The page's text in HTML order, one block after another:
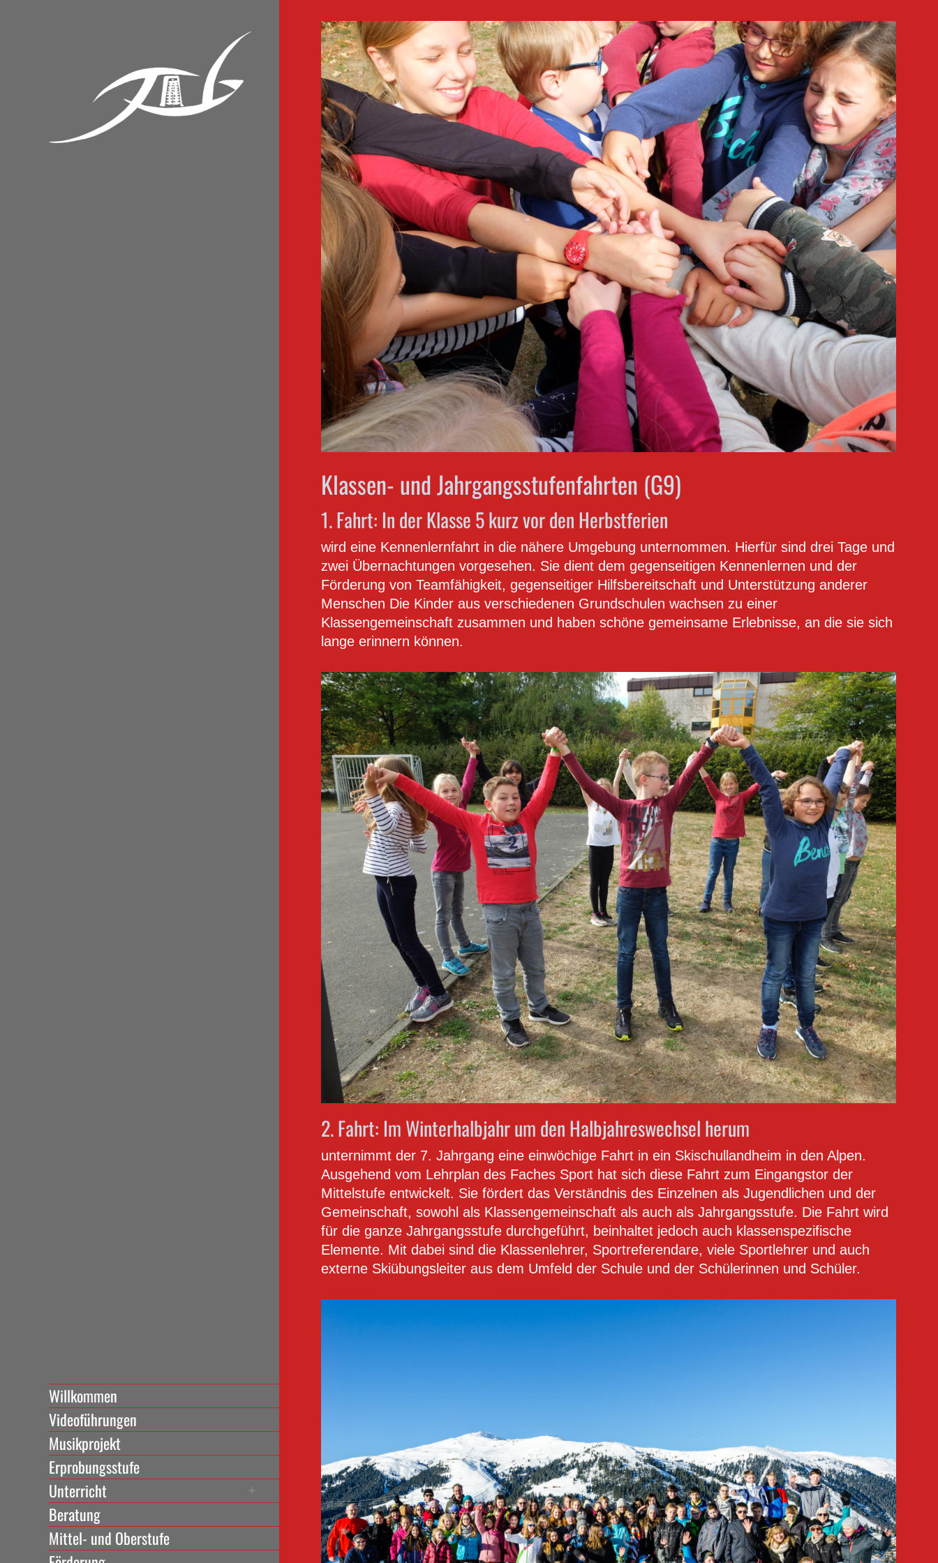
Willkommen
Videoführungen
Musikprojekt
Erprobungsstufe
Unterricht
Beratung
Mittel- und Oberstufe
Klassen- und Jahrgangsstufenfahrten (G9)
1. Fahrt: In der Klasse 5 kurz vor den Herbstferien
wird eine Kennenlernfahrt in die nähere Umgebung unternommen. Hierfür sind drei Tage und
zwei Übernachtungen vorgesehen. Sie dient dem gegenseitigen Kennenlernen und der
Förderung von Teamfähigkeit, gegenseitiger Hilfsbereitschaft und Unterstützung anderer
Menschen Die Kinder aus verschiedenen Grundschulen wachsen zu einer
Klassengemeinschaft zusammen und haben schöne gemeinsame Erlebnisse, an die sie sich
lange erinnern können.
2. Fahrt: Im Winterhalbjahr um den Halbjahreswechsel herum
unternimmt der 7. Jahrgang eine einwöchige Fahrt in ein Skischullandheim in den Alpen.
Ausgehend vom Lehrplan des Faches Sport hat sich diese Fahrt zum Eingangstor der
Mittelstufe entwickelt. Sie fördert das Verständnis des Einzelnen als Jugendlichen und der
Gemeinschaft, sowohl als Klassengemeinschaft als auch als Jahrgangsstufe. Die Fahrt wird
für die ganze Jahrgangsstufe durchgeführt, beinhaltet jedoch auch klassenspezifische
Elemente. Mit dabei sind die Klassenlehrer, Sportreferendare, viele Sportlehrer und auch
externe Skiübungsleiter aus dem Umfeld der Schule und der Schülerinnen und Schüler.